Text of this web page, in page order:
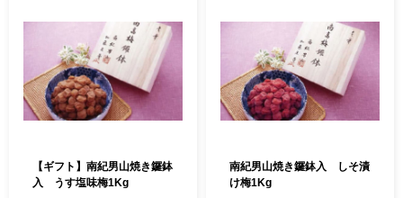
【ギフト】南紀男山焼き鑼鉢
入 うす塩味梅1Kg
南紀男山焼き鑼鉢入 しそ漬
け梅1Kg